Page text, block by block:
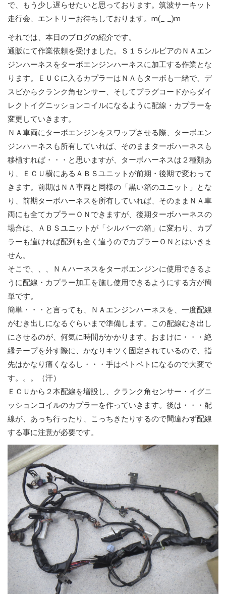
で、もう少し遅らせたいと思っております。筑波サーキット
走行会、エントリーお待ちしております。m(_ _)m
それでは、本日のブログの紹介です。
通販にて作業依頼を受けました。Ｓ１５シルビアのＮＡエン
ジンハーネスをターボエンジンハーネスに加工する作業とな
ります。ＥＵＣに入るカプラーはＮＡもターボも一緒で、デ
スビからクランク角センサー、そしてプラグコードからダイ
レクトイグニッションコイルになるように配線・カプラーを
変更していきます。
ＮＡ車両にターボエンジンをスワップさせる際、ターボエン
ジンハーネスも所有していれば、そのままターボハーネスも
移植すれば・・・と思いますが、ターボハーネスは２種類あ
り、ＥＣＵ横にあるＡＢＳユニットが前期・後期で変わって
きます。前期はＮＡ車両と同様の「黒い箱のユニット」とな
り、前期ターボハーネスを所有していれば、そのままＮＡ車
両にも全てカプラーＯＮできますが、後期ターボハーネスの
場合は、ＡＢＳユニットが「シルバーの箱」に変わり、カプ
ラーも違ければ配列も全く違うのでカプラーＯＮとはいきま
せん。
そこで、、、ＮＡハーネスをターボエンジンに使用できるよ
うに配線・カプラー加工を施し使用できるようにする方が簡
単です。
簡単・・・と言っても、ＮＡエンジンハーネスを、一度配線
がむき出しになるぐらいまで準備します。この配線むき出し
にさせるのが、何気に時間がかかります。おまけに・・・絶
縁テープを外す際に、かなりキツく固定されているので、指
先はかなり痛くなるし・・・手はベトベトになるので大変で
す。。。（汗）
ＥＣＵから２本配線を増設し、クランク角センサー・イグニ
ッションコイルのカプラーを作っていきます。後は・・・配
線が、あっち行ったり、こっちきたりするので間違わず配線
する事に注意が必要です。